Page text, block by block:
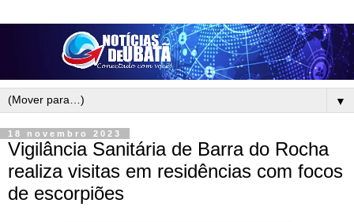
▼
18 novembro 2023
Vigilância Sanitária de Barra do Rocha
realiza visitas em residências com focos
de escorpiões